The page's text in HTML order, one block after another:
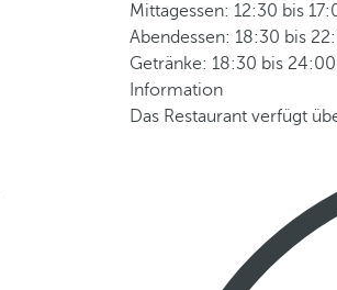
Mittagessen: 12:30 bis
Abendessen: 18:30 bis
Getränke: 18:30 bis
Information
Das Restaurant verfügt